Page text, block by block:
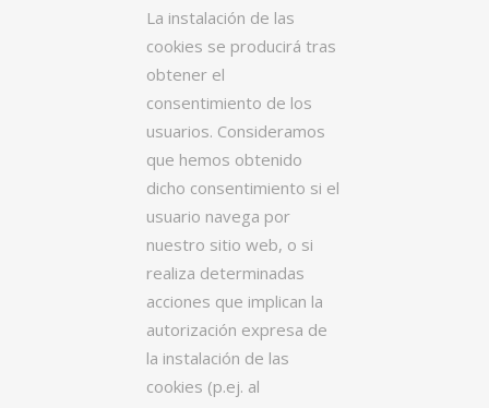
La instalación de las
cookies se producirá tras
obtener el
consentimiento de los
usuarios. Consideramos
que hemos obtenido
dicho consentimiento si el
usuario navega por
nuestro sitio web, o si
realiza determinadas
acciones que implican la
autorización expresa de
la instalación de las
cookies (p.ej. al